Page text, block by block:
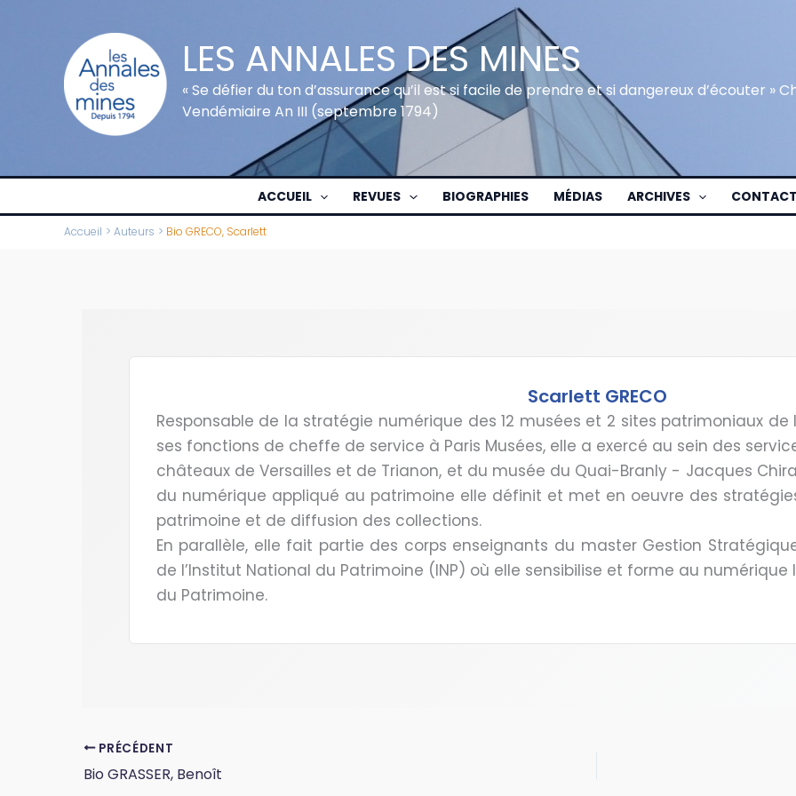
LES ANNALES DES MINES
« Se défier du ton d’assurance qu’il est si facile de prendre et si dangereux d’écouter »
Vendémiaire An III (septembre 1794)
ACCUEIL REVUES BIOGRAPHIES MÉDIAS ARCHIVES CONTACT
Accueil Auteurs Bio GRECO, Scarlett
Scarlett GRECO
Responsable de la stratégie numérique des 12 musées et 2 sites patrimoniaux de
ses fonctions de cheffe de service à Paris Musées, elle a exercé au sein des
châteaux de Versailles et de Trianon, et du musée du Quai-Branly - Jacques
du numérique appliqué au patrimoine elle définit et met en oeuvre des
patrimoine et de diffusion des collections.
En parallèle, elle fait partie des corps enseignants du master Gestion
de l’Institut National du Patrimoine (INP) où elle sensibilise et forme au
du Patrimoine.
PRÉCÉDENT
Bio GRASSER, Benoît